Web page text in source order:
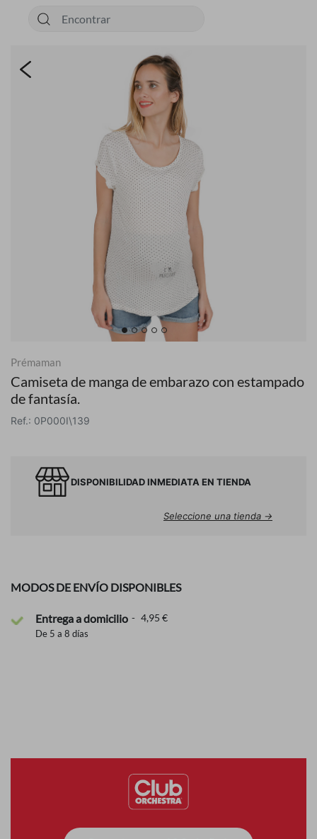
Prémaman
Camiseta de manga de embarazo con estampado
de fantasía.
Ref.: 0P000I\139
DISPONIBILIDAD INMEDIATA EN TIENDA
Seleccione una tienda →
MODOS DE ENVÍO DISPONIBLES
Entrega a domicilio 4,95 €
De 5 a 8 días